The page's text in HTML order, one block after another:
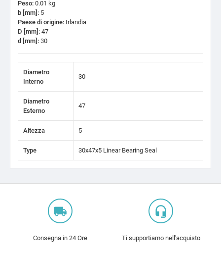
Peso: 0.01 kg
b [mm]: 5
Paese di origine: Irlandia
D [mm]: 47
d [mm]: 30
Diametro
Interno
30
Diametro
Esterno
47
Altezza 5
Type 30x47x5 Linear Bearing Seal
local_shipping
Consegna in 24 Ore
headset_mic
Ti supportiamo nell'acquisto